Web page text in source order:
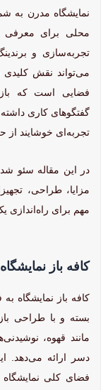
نمایشگاه مدرن به
محلی برای معرفی
تجربه‌سازی و
می‌تواند نقش کلیدی
فضایی است که
گفتگوهای کاری داشته
تجربه‌ای خوشایند از
در این مقاله سئو
مزایا، طراحی،
مهم برای راه‌اندازی
کافه باز
کافه باز نمایشگاه
بسته و با طراحی
مانند قهوه،
دسر ارائه می‌دهد.
فضای کلی نمایشگاه